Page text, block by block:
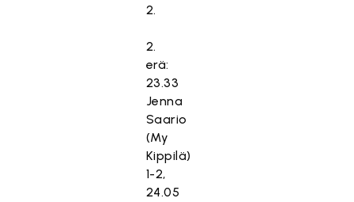
2.
2.
erä:
23.33
Jenna
Saario
(My
Kippilä)
1-2,
24.05